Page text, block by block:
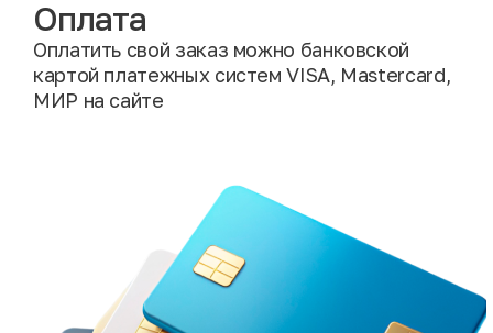
Оплата
Оплатить свой заказ можно банковской
картой платежных систем VISA, Mastercard,
МИР на сайте